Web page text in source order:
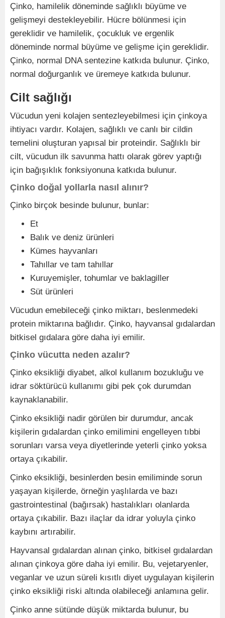
Çinko, hamilelik döneminde sağlıklı büyüme ve
gelişmeyi destekleyebilir. Hücre bölünmesi için
gereklidir ve hamilelik, çocukluk ve ergenlik
döneminde normal büyüme ve gelişme için gereklidir.
Çinko, normal DNA sentezine katkıda bulunur. Çinko,
normal doğurganlık ve üremeye katkıda bulunur.
Cilt sağlığı
Vücudun yeni kolajen sentezleyebilmesi için çinkoya
ihtiyacı vardır. Kolajen, sağlıklı ve canlı bir cildin
temelini oluşturan yapısal bir proteindir. Sağlıklı bir
cilt, vücudun ilk savunma hattı olarak görev yaptığı
için bağışıklık fonksiyonuna katkıda bulunur.
Çinko doğal yollarla nasıl alınır?
Çinko birçok besinde bulunur, bunlar:
Et
Balık ve deniz ürünleri
Kümes hayvanları
Tahıllar ve tam tahıllar
Kuruyemişler, tohumlar ve baklagiller
Süt ürünleri
Vücudun emebileceği çinko miktarı, beslenmedeki
protein miktarına bağlıdır. Çinko, hayvansal gıdalardan
bitkisel gıdalara göre daha iyi emilir.
Çinko vücutta neden azalır?
Çinko eksikliği diyabet, alkol kullanım bozukluğu ve
idrar söktürücü kullanımı gibi pek çok durumdan
kaynaklanabilir.
Çinko eksikliği nadir görülen bir durumdur, ancak
kişilerin gıdalardan çinko emilimini engelleyen tıbbi
sorunları varsa veya diyetlerinde yeterli çinko yoksa
ortaya çıkabilir.
Çinko eksikliği, besinlerden besin emiliminde sorun
yaşayan kişilerde, örneğin yaşlılarda ve bazı
gastrointestinal (bağırsak) hastalıkları olanlarda
ortaya çıkabilir. Bazı ilaçlar da idrar yoluyla çinko
kaybını artırabilir.
Hayvansal gıdalardan alınan çinko, bitkisel gıdalardan
alınan çinkoya göre daha iyi emilir. Bu, vejetaryenler,
veganlar ve uzun süreli kısıtlı diyet uygulayan kişilerin
çinko eksikliği riski altında olabileceği anlamına gelir.
Çinko anne sütünde düşük miktarda bulunur, bu